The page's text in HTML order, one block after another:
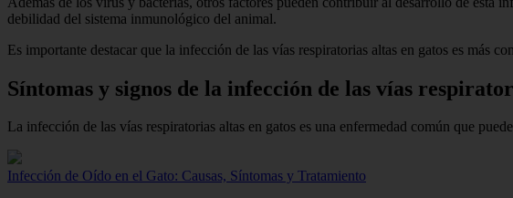
debilidad del sistema inmunológico del animal.
Es importante destacar que la infección de las vías respiratorias altas en gatos es más
Síntomas y signos de la infección de las vías
La infección de las vías respiratorias altas en gatos es una enfermedad común que
Infección de Oído en el Gato: Causas, Síntomas y Tratamiento